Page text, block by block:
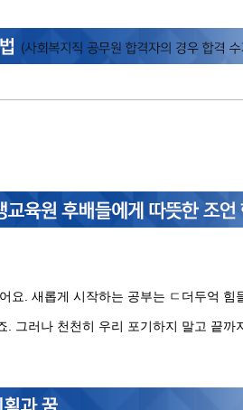
요. 새롭게 시작하는 공부는 ㄷ더두억 힘
. 그러나 천천히 우리 포기하지 말고 끝까